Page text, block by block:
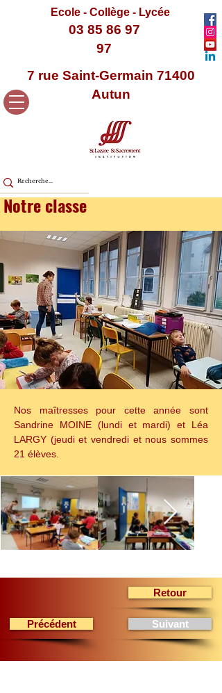
Ecole - Collège - Lycée
03 85 86 97
97
7 rue Saint-Germain 71400
Autun
Notre classe
Sandrine MOINE (lundi et mardi) et Léa
LARGY (jeudi et vendredi et nous sommes
21 élèves.
Retour
Précédent Suivant